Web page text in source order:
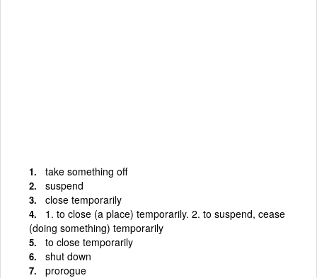
take something off
suspend
close temporarily
1. to close (a place) temporarily. 2. to suspend, cease
(doing something) temporarily
to close temporarily
shut down
prorogue